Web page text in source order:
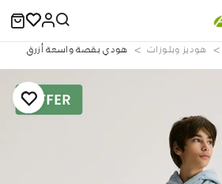
هوديز وبلوزات هودي بقصة واسعة أزرق